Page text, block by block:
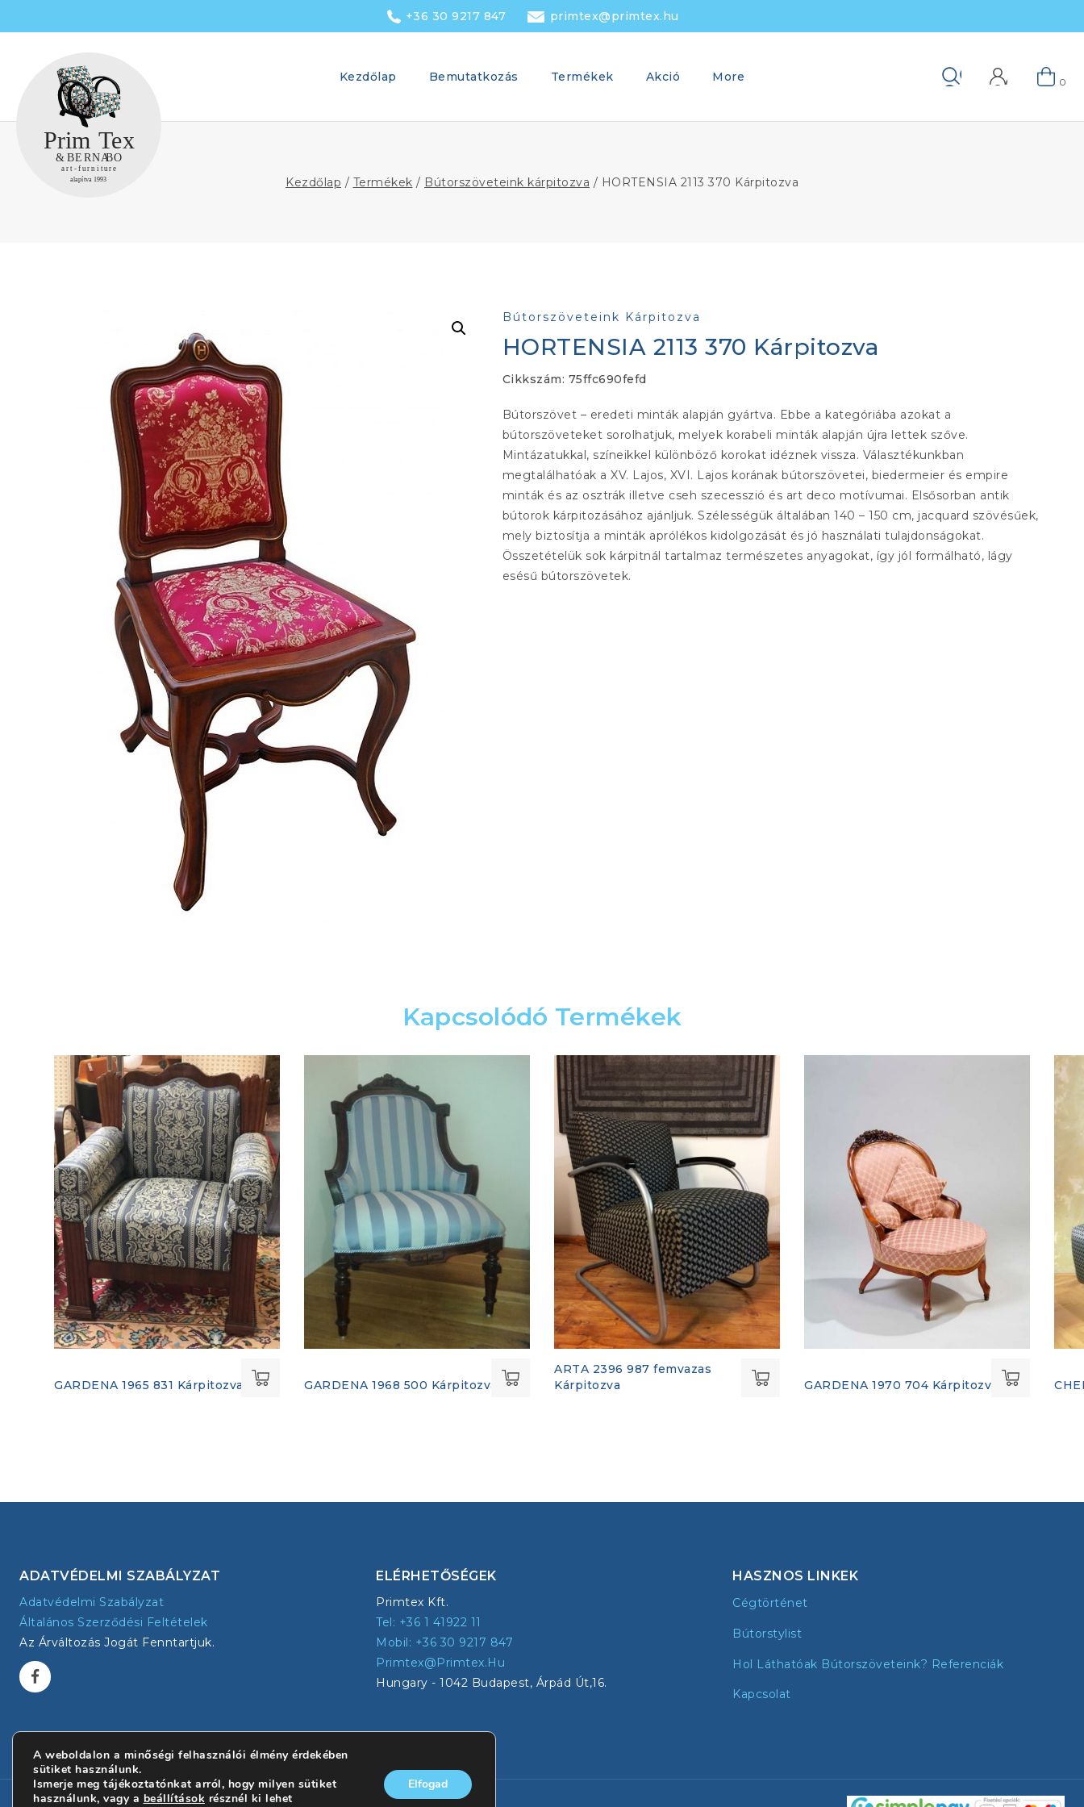
to
+36 30 9217 847 primtex@primtex.hu
Kezdőlap Bemutatkozás Termékek Akció More 0
Kezdőlap / Termékek / Bútorszöveteink kárpitozva / HORTENSIA 2113 370 Kárpitozva
Bútorszöveteink Kárpitozva
HORTENSIA 2113 370 Kárpitozva
Cikkszám: 75ffc690fefd
Bútorszövet – eredeti minták alapján gyártva. Ebbe a kategóriába azokat a
bútorszöveteket sorolhatjuk, melyek korabeli minták alapján újra lettek szőve.
Mintázatukkal, színeikkel különböző korokat idéznek vissza. Választékunkban
megtalálhatóak a XV. Lajos, XVI. Lajos korának bútorszövetei, biedermeier és empire
minták és az osztrák illetve cseh szecesszió és art deco motívumai. Elsősorban antik
bútorok kárpitozásához ajánljuk. Szélességük általában 140 – 150 cm, jacquard szövésűek,
mely biztosítja a minták aprólékos kidolgozását és jó használati tulajdonságokat.
Összetételük sok kárpitnál tartalmaz természetes anyagokat, így jól formálható, lágy
esésű bútorszövetek.
Kapcsolódó Termékek
GARDENA 1965 831 Kárpitozva GARDENA 1968 500 Kárpitozva
ARTA 2396 987 femvazas
Kárpitozva
GARDENA 1970 704 Kárpitozva
ADATVÉDELMI SZABÁLYZAT
Adatvédelmi Szabályzat
Általános Szerződési Feltételek
Az Árváltozás Jogát Fenntartjuk.
ELÉRHETŐSÉGEK
Primtex Kft.
Tel: +36 1 41922 11
Mobil: +36 30 9217 847
Primtex@primtex.hu
Hungary - 1042 Budapest, Árpád Út,16.
HASZNOS LINKEK
Cégtörténet
Bútorstylist
Hol Láthatóak Bútorszöveteink? Referenciák
Kapcsolat
A weboldalon a minőségi felhasználói élmény érdekében
sütiket használunk.
Ismerje meg tájékoztatónkat arról, hogy milyen sütiket
használunk, vagy a beállítások résznél ki lehet
Elfogad